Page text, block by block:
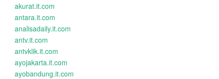
akurat.it.com
antara.it.com
analisadaily.it.com
antv.it.com
antvklik.it.com
ayojakarta.it.com
ayobandung.it.com